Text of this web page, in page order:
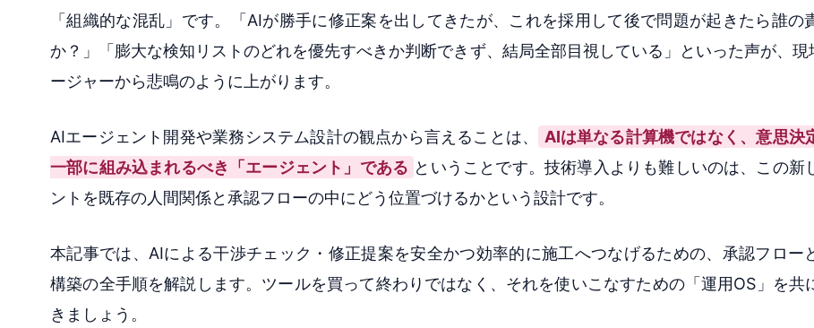
「組織的な混乱」です。「AIが勝手に修正案を出してきたが、これを採用して後で問題が起きたら誰の
か？」「膨大な検知リストのどれを優先すべきか判断できず、結局全部目視している」といった声が、現
ージャーから悲鳴のように上がります。
AIエージェント開発や業務システム設計の観点から言えることは、
AIは単なる計算機ではなく、意思決
一部に組み込まれるべき「エージェント」である ということです。技術導入よりも難しいのは、この新
ントを既存の人間関係と承認フローの中にどう位置づけるかという設計です。
本記事では、AIによる干渉チェック・修正提案を安全かつ効率的に施工へつなげるための、承認フロー
構築の全手順を解説します。ツールを買って終わりではなく、それを使いこなすための「運用OS」を共
きましょう。